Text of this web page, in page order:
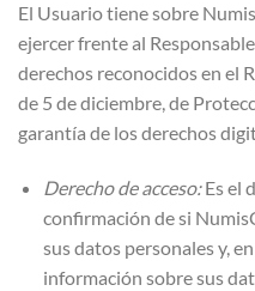
El Usuario tiene sobre
ejercer frente al
derechos reconocidos en el
de 5 de diciembre, de
garantía de los derechos
Derecho de acceso:Es el
confirmación de si
sus datos personales y,
información sobre sus